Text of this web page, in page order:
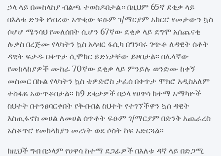
ኃላ ላይ በመከላከያ ብልጫ ተወስዶበታል። በዚህም 65ኛ ደቂቃ ላይ
በእለቱ ድንቅ የነበረው አጥቂው ፍፁም ገ/ማርያም አክርሮ የመታውን ኳስ
ሶሆሆ ሜንሳህ የመለሰበት ሲሆን 67ኛው ደቂቃ ላይ ደግሞ አሰጨናቂ
ሉቃስ በረጅሙ የላካትን ኳስ አላዛር ፋሲካ በግንባሩ ገጭቶ ለዳዊት ሰቶት
ዳዊት ፍቃዱ በቀጥታ ሲሞክር ይድነቃቸው ይዞበታል፡፡ በሌላኛው
የመከላከያዎች ሙከራ 70ኛው ደቂቃ ላይ ምንይሉ ወንድሙ ከቀኝ
መስመር በኩል የላካትን ኳስ ቴዎድሮስ ታፈሰ በቀጥታ ሞክሮ አዲስአለም
ተስፋዬ አውጥቶበታል፡፡ ከ9 ደቂቃዎች በኃላ የሀዋሳ ከተማ አማካዮች
ስህተት በተንፀባርቀበት የቅብብል ስህተት የተገኘችዋን ኳሰ ዳዊት
እስጢፋኖስ መሀል ለመሀል ሰጥቶት ፍፁም ገ/ማርያም በድንቅ አጨራረስ
አስቆጥሮ የመከላከያን መሪነት ወደ ሶስት ከፍ አድርጓል፡፡
ከዚህች ግብ በኃላም የሀዋሳ ከተማ ደጋፊዎች በእለቱ ዳኛ ላይ በድጋሚ